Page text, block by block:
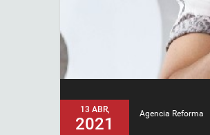
13 ABR,
2021
Agencia Reforma